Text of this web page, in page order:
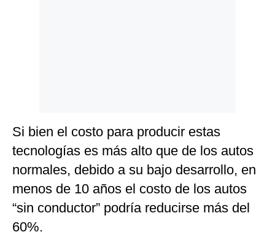
Si bien el costo para producir estas
tecnologías es más alto que de los autos
normales, debido a su bajo desarrollo, en
menos de 10 años el costo de los autos
“sin conductor” podría reducirse más del
60%.